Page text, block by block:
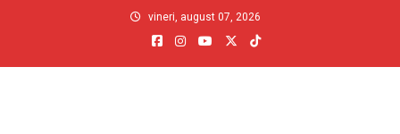
vineri, august 07, 2026